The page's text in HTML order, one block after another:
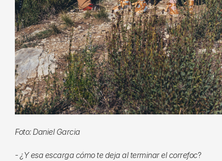
Foto: Daniel Garcia
- ¿Y esa escarga cómo te deja al terminar el correfoc?